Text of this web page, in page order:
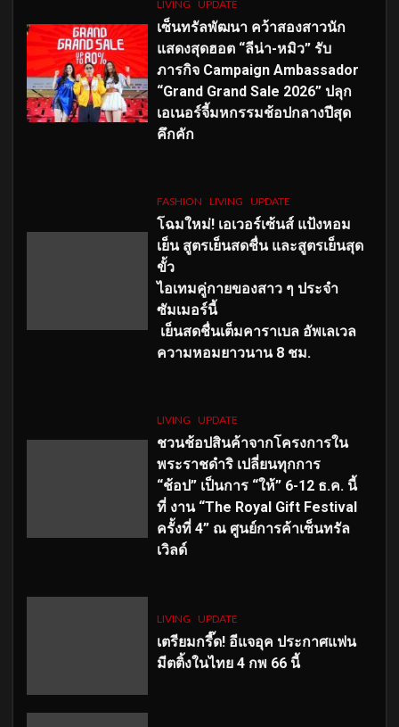
LIVING UPDATE
เซ็นทรัลพัฒนา คว้าสองสาวนัก
แสดงสุดฮอต “ลีน่า-หมิว” รับ
ภารกิจ Campaign Ambassador
“Grand Grand Sale 2026” ปลุก
เอเนอร์จี้มหกรรมช้อปกลางปีสุด
คึกคัก
FASHION LIVING UPDATE
โฉมใหม่! เอเวอร์เซ้นส์ แป้งหอม
เย็น สูตรเย็นสดชื่น และสูตรเย็นสุด
ขั้ว
ไอเทมคู่กายของสาว ๆ ประจำ
ซัมเมอร์นี้
เย็นสดชื่นเต็มคาราเบล อัพเลเวล
ความหอมยาวนาน 8 ชม.
LIVING UPDATE
ชวนช้อปสินค้าจากโครงการใน
พระราชดำริ เปลี่ยนทุกการ
“ช้อป” เป็นการ “ให้” 6-12 ธ.ค. นี้
ที่ งาน “The Royal Gift Festival
ครั้งที่ 4” ณ ศูนย์การค้าเซ็นทรัล
เวิลด์
LIVING UPDATE
เตรียมกรี๊ด! อีแจอุค ประกาศแฟน
มีตติ้งในไทย 4 กพ 66 นี้